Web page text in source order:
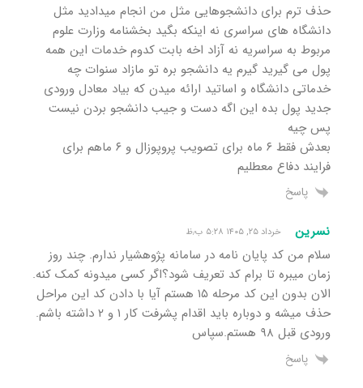
حذف ترم برای دانشجوهایی مثل من انجام میدادید مثل
دانشگاه های سراسری نه اینکه بگید بخشنامه وزارت علوم
مربوط به سراسریه نه آزاد اخه بابت کدوم خدمات این همه
پول می گیرید گیرم یه دانشجو بره تو مازاد سنوات چه
خدماتی دانشگاه و اساتید ارائه میدن که بیاد معادل ورودی
جدید پول بده این اگه دست و جیب دانشجو بردن نیست
پس چیه
بعدش فقط ۶ ماه برای تصویب پروپوزال و ۶ ماهم برای
فرایند دفاع معطلیم
پاسخ
نسرین خرداد ۲۵, ۱۴۰۵ ۵:۲۸ ب٫ظ
سلام من کد پایان نامه در سامانه پژوهشیار ندارم. چند روز
زمان میبره تا برام کد تعریف شود؟اگر کسی میدونه کمک کنه.
الان بدون این کد مرحله ۱۵ هستم‌ آیا با دادن کد این مراحل
حذف میشه و دوباره باید اقدام پشرفت کار ۱ و ۲ داشته باشم.
ورودی قبل ۹۸ هستم.سپاس
پاسخ